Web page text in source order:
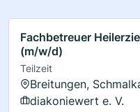
Fachbetreuer
(m/w/d)
Teilzeit
Breitungen,
diakoniewert e. V.